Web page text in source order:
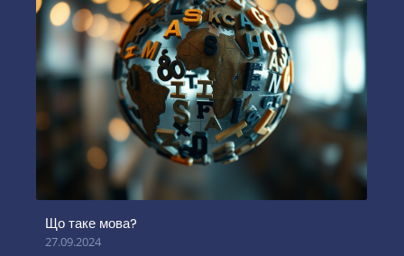
Що таке мова?
27.09.2024